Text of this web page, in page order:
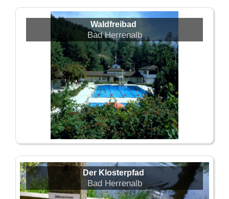
Waldfreibad
Bad Herrenalb
Der Klosterpfad
Bad Herrenalb